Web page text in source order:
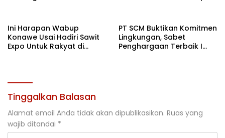
Ini Harapan Wabup
Konawe Usai Hadiri Sawit
Expo Untuk Rakyat di
PT SCM Buktikan Komitmen
Lingkungan, Sabet
Penghargaan Terbaik I
Tinggalkan Balasan
Alamat email Anda tidak akan dipublikasikan. Ruas yang
wajib ditandai *